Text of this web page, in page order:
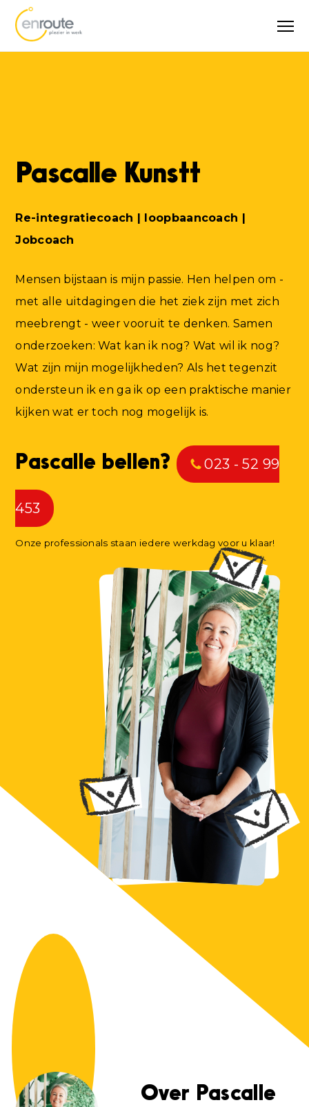
Pascalle Kunstt
Re-integratiecoach | loopbaancoach |
Jobcoach
Mensen bijstaan is mijn passie. Hen helpen om -
met alle uitdagingen die het ziek zijn met zich
meebrengt - weer vooruit te denken. Samen
onderzoeken: Wat kan ik nog? Wat wil ik nog?
Wat zijn mijn mogelijkheden? Als het tegenzit
ondersteun ik en ga ik op een praktische manier
kijken wat er toch nog mogelijk is.
Pascalle bellen? 023 - 52 99
453
Onze professionals staan iedere werkdag voor u klaar!
Over Pascalle